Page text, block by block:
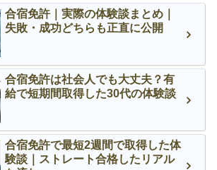
合宿免許｜実際の体験談まとめ｜
失敗・成功どちらも正直に公開
合宿免許は社会人でも大丈夫？有
給で短期間取得した30代の体験談
合宿免許で最短2週間で取得した体
験談｜ストレート合格したリアル